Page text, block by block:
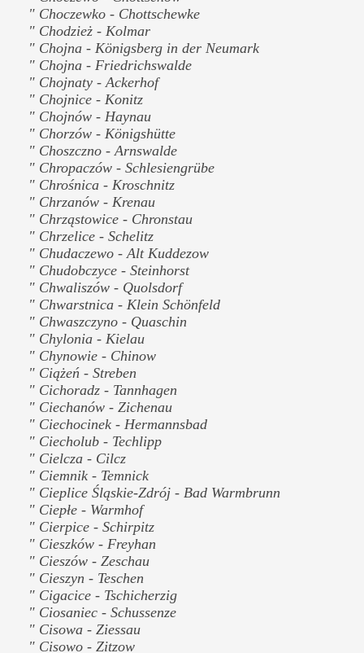
" Choczewko - Chottschewke
" Chodzież - Kolmar
" Chojna - Königsberg in der Neumark
" Chojna - Friedrichswalde
" Chojnaty - Ackerhof
" Chojnice - Konitz
" Chojnów - Haynau
" Chorzów - Königshütte
" Choszczno - Arnswalde
" Chropaczów - Schlesiengrübe
" Chrośnica - Kroschnitz
" Chrzanów - Krenau
" Chrząstowice - Chronstau
" Chrzelice - Schelitz
" Chudaczewo - Alt Kuddezow
" Chudobczyce - Steinhorst
" Chwaliszów - Quolsdorf
" Chwarstnica - Klein Schönfeld
" Chwaszczyno - Quaschin
" Chylonia - Kielau
" Chynowie - Chinow
" Ciążeń - Streben
" Cichoradz - Tannhagen
" Ciechanów - Zichenau
" Ciechocinek - Hermannsbad
" Ciecholub - Techlipp
" Cielcza - Cilcz
" Ciemnik - Temnick
" Cieplice Śląskie-Zdrój - Bad Warmbrunn
" Ciepłe - Warmhof
" Cierpice - Schirpitz
" Cieszków - Freyhan
" Cieszów - Zeschau
" Cieszyn - Teschen
" Cigacice - Tschicherzig
" Ciosaniec - Schussenze
" Cisowa - Ziessau
" Cisowo - Zitzow